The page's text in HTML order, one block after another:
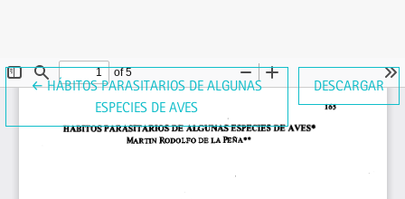
←VOLVER A LOS DETALLES DEL ARTÍCULO
HÁBITOS PARASITARIOS DE ALGUNAS
ESPECIES DE AVES
DESCARGAR